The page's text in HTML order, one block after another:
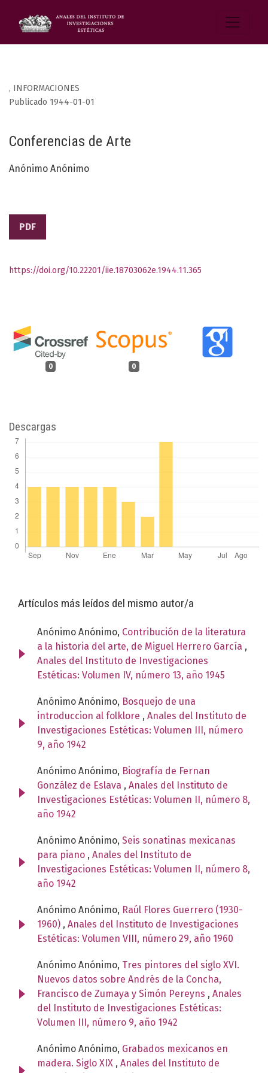
, INFORMACIONES
Conferencias de Arte
Publicado 1944-01-01
Anónimo Anónimo
PDF
0 0
https://doi.org/10.22201/iie.18703062e.1944.11.365
Descargas
Artículos más leídos del mismo autor/a
Anónimo Anónimo, Contribución de la literatura
a la historia del arte, de Miguel Herrero García ,
Anales del Instituto de Investigaciones
Estéticas: Volumen IV, número 13, año 1945
Anónimo Anónimo, Bosquejo de una
introduccion al folklore , Anales del Instituto de
Investigaciones Estéticas: Volumen III, número
9, año 1942
Anónimo Anónimo, Biografía de Fernan
González de Eslava , Anales del Instituto de
Investigaciones Estéticas: Volumen II, número 8,
año 1942
Anónimo Anónimo, Seis sonatinas mexicanas
para piano , Anales del Instituto de
Investigaciones Estéticas: Volumen II, número 8,
año 1942
Anónimo Anónimo, Raúl Flores Guerrero (1930-
1960) , Anales del Instituto de Investigaciones
Estéticas: Volumen VIII, número 29, año 1960
Anónimo Anónimo, Tres pintores del siglo XVI.
Nuevos datos sobre Andrés de la Concha,
Francisco de Zumaya y Simón Pereyns , Anales
del Instituto de Investigaciones Estéticas:
Volumen III, número 9, año 1942
Anónimo Anónimo, Grabados mexicanos en
madera. Siglo XIX , Anales del Instituto de